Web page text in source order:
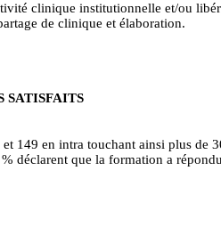
clinique institutionnelle et/ou
de clinique et élaboration.
SATISFAITS
149 en intra touchant ainsi plus
déclarent que la formation a